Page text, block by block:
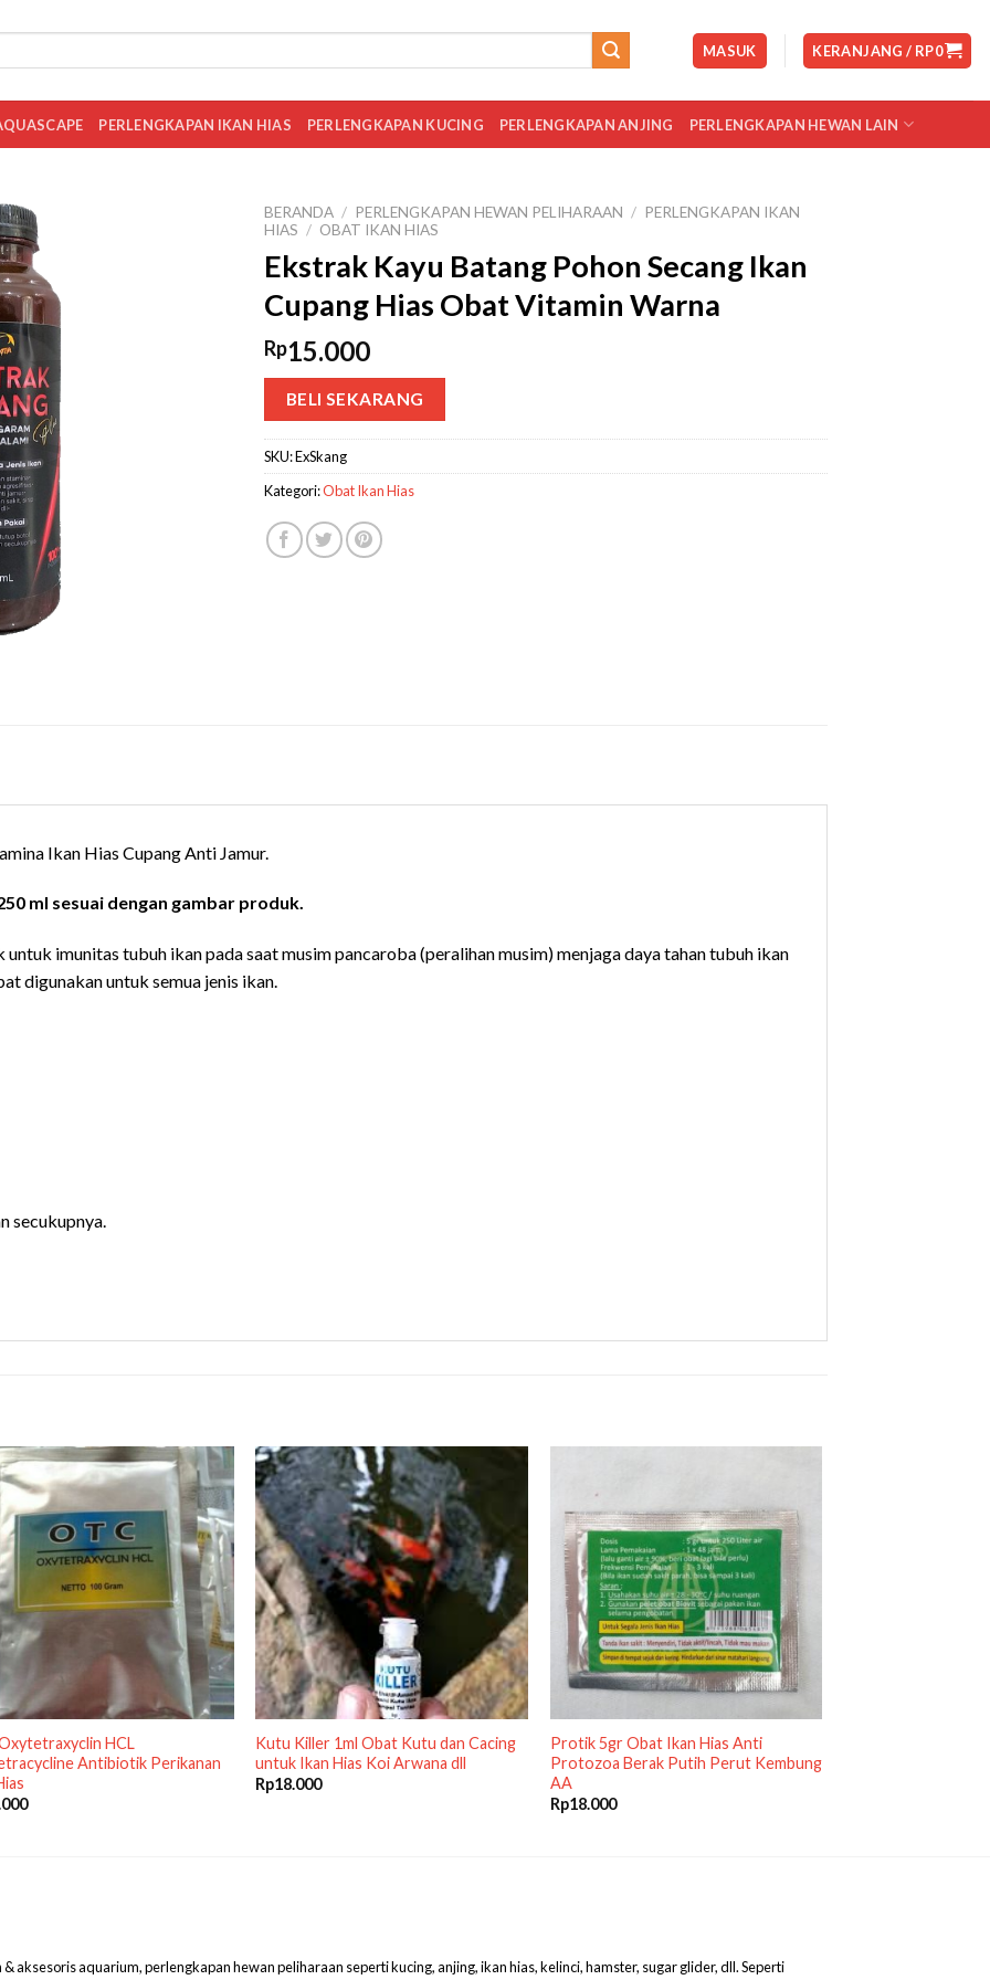
MASUK KERANJANG / RP0
PERLENGKAPAN IKAN HIAS PERLENGKAPAN KUCING PERLENGKAPAN ANJING PERLENGKAPAN HEWAN LAIN
BERANDA / PERLENGKAPAN HEWAN PELIHARAAN / PERLENGKAPAN IKAN
HIAS / OBAT IKAN HIAS
Ekstrak Kayu Batang Pohon Secang Ikan
Cupang Hias Obat Vitamin Warna
Rp15.000
BELI SEKARANG
SKU:ExSkang
Kategori:Obat Ikan Hias
Ikan Hias Cupang Anti Jamur.
ml sesuai dengan gambar produk.
untuk imunitas tubuh ikan pada saat musim pancaroba (peralihan musim) menjaga daya tahan tubuh ikan
digunakan untuk semua jenis ikan.
secukupnya.
HCL
Antibiotik Perikanan
Kutu Killer 1ml Obat Kutu dan Cacing
untuk Ikan Hias Koi Arwana dll
Rp18.000
Protik 5gr Obat Ikan Hias Anti
Protozoa Berak Putih Perut Kembung
AA
Rp18.000
aksesoris aquarium, perlengkapan hewan peliharaan seperti kucing, anjing, ikan hias, kelinci, hamster, sugar glider, dll. Seperti